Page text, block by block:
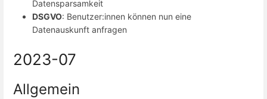
Datensparsamkeit
DSGVO: Benutzer:innen können nun eine
Datenauskunft anfragen
2023-07
Allgemein